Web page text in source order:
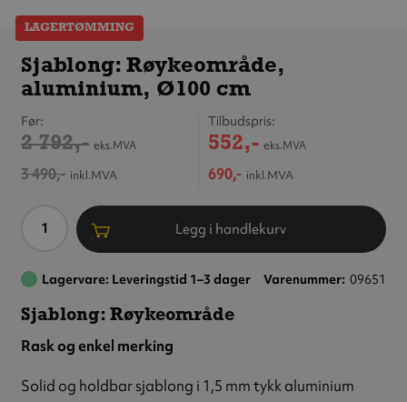
LAGERTØMMING
Sjablong:
aluminium,
Ø100 cm
Sjablong: Røykeområde,
aluminium, Ø100 cm
Tilbudspris
552,- eks.MVA
690,- inkl.MVA
Før
2 792,- eks.MVA
3 490,- inkl.MVA
Antall Legg i handlekurv
Lagervare: Leveringstid 1–3 dager Varenummer 09651
Sjablong: Røykeområde
Rask og enkel merking
Solid og holdbar sjablong i 1,5 mm tykk aluminium